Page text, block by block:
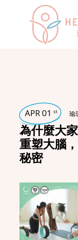
APR 01 st 瑜
為什麼大
重塑大腦
秘密